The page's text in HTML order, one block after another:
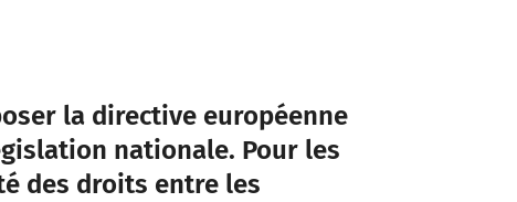
la directive européenne
nationale. Pour les
des droits entre les